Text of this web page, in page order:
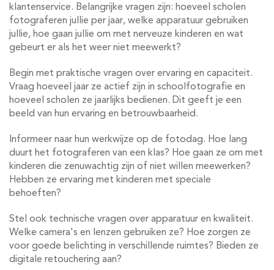
klantenservice. Belangrijke vragen zijn: hoeveel scholen
fotograferen jullie per jaar, welke apparatuur gebruiken
jullie, hoe gaan jullie om met nerveuze kinderen en wat
gebeurt er als het weer niet meewerkt?
Begin met praktische vragen over ervaring en capaciteit.
Vraag hoeveel jaar ze actief zijn in schoolfotografie en
hoeveel scholen ze jaarlijks bedienen. Dit geeft je een
beeld van hun ervaring en betrouwbaarheid.
Informeer naar hun werkwijze op de fotodag. Hoe lang
duurt het fotograferen van een klas? Hoe gaan ze om met
kinderen die zenuwachtig zijn of niet willen meewerken?
Hebben ze ervaring met kinderen met speciale
behoeften?
Stel ook technische vragen over apparatuur en kwaliteit.
Welke camera's en lenzen gebruiken ze? Hoe zorgen ze
voor goede belichting in verschillende ruimtes? Bieden ze
digitale retouchering aan?